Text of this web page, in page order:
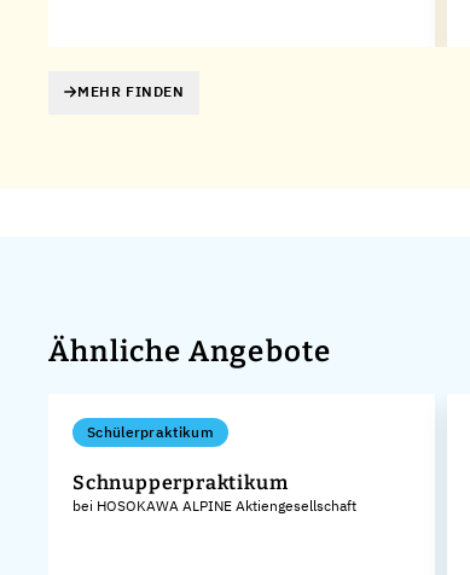
MEHR FINDEN
Ähnliche Angebote
Schülerpraktikum
Schnupperpraktikum
bei HOSOKAWA ALPINE Aktiengesellschaft